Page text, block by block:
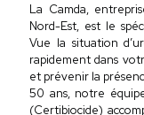
La Camda,
Nord-Est, est le
Vue la situation
rapidement dans
et prévenir la
50 ans, notre
(Certibiocide)